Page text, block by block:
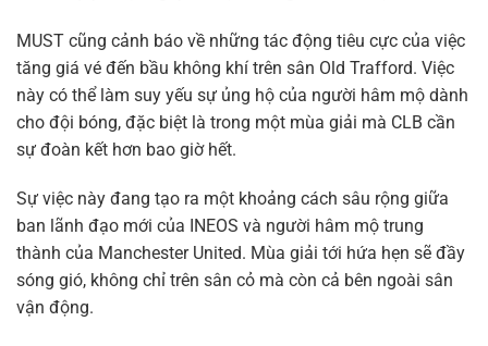
MUST cũng cảnh báo về những tác động tiêu cực của việc
tăng giá vé đến bầu không khí trên sân Old Trafford. Việc
này có thể làm suy yếu sự ủng hộ của người hâm mộ dành
cho đội bóng, đặc biệt là trong một mùa giải mà CLB cần
sự đoàn kết hơn bao giờ hết.
Sự việc này đang tạo ra một khoảng cách sâu rộng giữa
ban lãnh đạo mới của INEOS và người hâm mộ trung
thành của Manchester United. Mùa giải tới hứa hẹn sẽ đầy
sóng gió, không chỉ trên sân cỏ mà còn cả bên ngoài sân
vận động.